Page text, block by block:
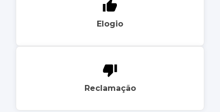
Elogio
Reclamação